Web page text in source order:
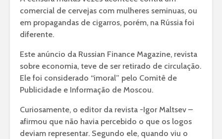
comercial de cervejas com mulheres seminuas, ou
em propagandas de cigarros, porém, na Rússia foi
diferente.
Este anúncio da Russian Finance Magazine, revista
sobre economia, teve de ser retirado de circulação.
Ele foi considerado “imoral” pelo Comitê de
Publicidade e Informação de Moscou.
Curiosamente, o editor da revista -Igor Maltsev –
afirmou que não havia percebido o que os logos
deviam representar. Segundo ele, quando viu o